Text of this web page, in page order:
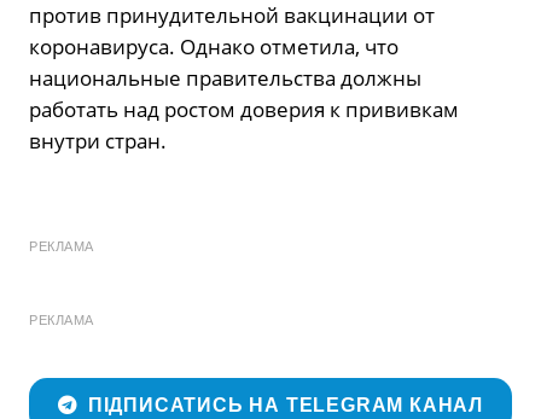
против принудительной вакцинации от
коронавируса. Однако отметила, что
национальные правительства должны
работать над ростом доверия к прививкам
внутри стран.
РЕКЛАМА
РЕКЛАМА
ПІДПИСАТИСЬ НА TELEGRAM КАНАЛ